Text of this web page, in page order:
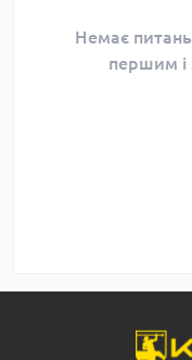
Немає
першим і